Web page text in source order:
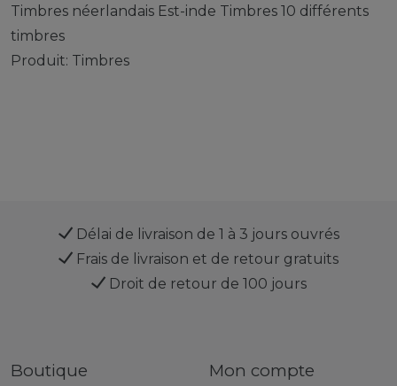
Timbres néerlandais Est-inde Timbres 10 différents
timbres
Produit: Timbres
Délai de livraison de 1 à 3 jours ouvrés
Frais de livraison et de retour gratuits
Droit de retour de 100 jours
Boutique Mon compte